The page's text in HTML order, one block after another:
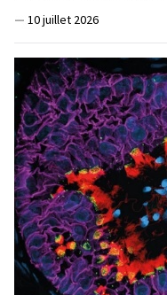
— 10 juillet 2026